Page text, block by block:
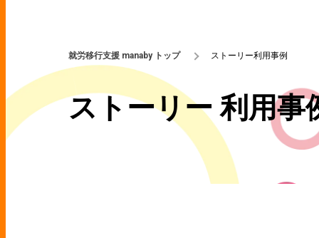
就労移行支援 manaby トップ ストーリー利用事例
ストーリー 利用事